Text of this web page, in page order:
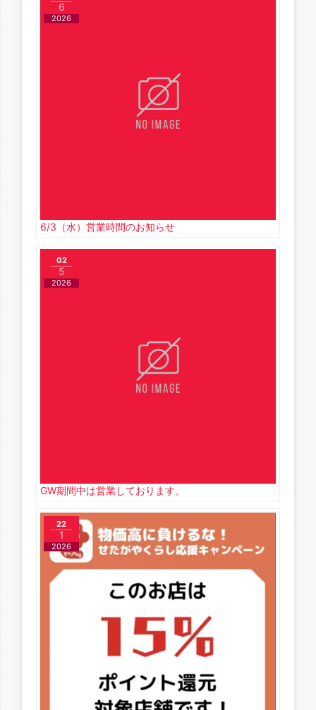
6/3（水）営業時間のお知らせ
6
2026
GW期間中は営業しております。
02
5
2026
22
1
2026